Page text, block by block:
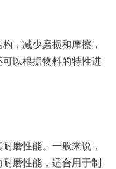
，减少磨损和摩擦，
以根据物料的特性进
磨性能。一般来说，
磨性能，适合用于制